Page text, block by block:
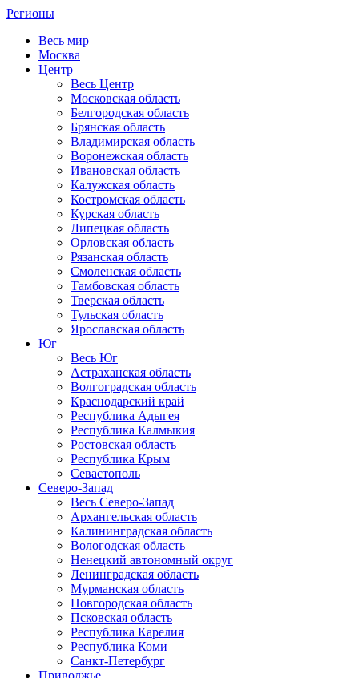
Регионы
Весь мир
Москва
Центр
Весь Центр
Московская область
Белгородская область
Брянская область
Владимирская область
Воронежская область
Ивановская область
Калужская область
Костромская область
Курская область
Липецкая область
Орловская область
Рязанская область
Смоленская область
Тамбовская область
Тверская область
Тульская область
Ярославская область
Юг
Весь Юг
Астраханская область
Волгоградская область
Краснодарский край
Республика Адыгея
Республика Калмыкия
Ростовская область
Республика Крым
Севастополь
Северо-Запад
Весь Северо-Запад
Архангельская область
Калининградская область
Вологодская область
Ненецкий автономный округ
Ленинградская область
Мурманская область
Новгородская область
Псковская область
Республика Карелия
Республика Коми
Санкт-Петербург
Приволжье